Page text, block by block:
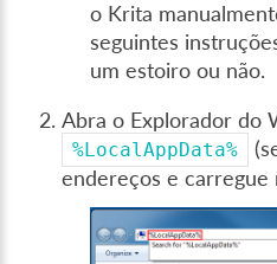
o Krita
seguintes
um estoiro ou não.
Abra o Explorador do
%LocalAppData%
endereços e carregue